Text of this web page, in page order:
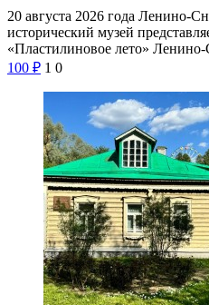
20 августа 2026 года Ленино-
исторический музей
«Пластилиновое лето»
100 ₽ 1 0